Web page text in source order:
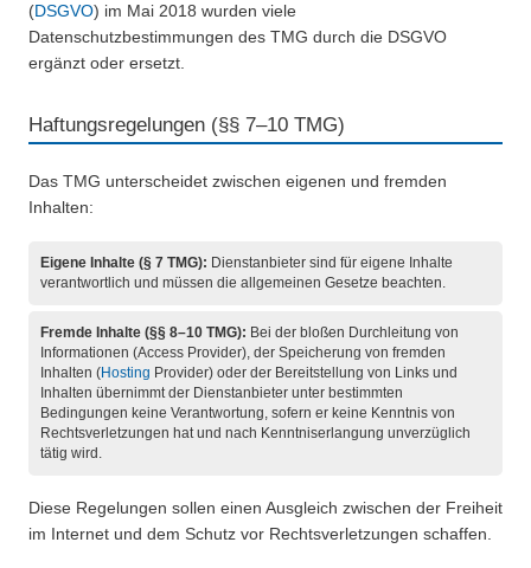
(DSGVO) im Mai 2018 wurden viele
Datenschutzbestimmungen des TMG durch die DSGVO
ergänzt oder ersetzt.
Haftungsregelungen (§§ 7–10 TMG)
Das TMG unterscheidet zwischen eigenen und fremden
Inhalten:
Eigene Inhalte (§ 7 TMG): Dienstanbieter sind für eigene Inhalte
verantwortlich und müssen die allgemeinen Gesetze beachten.
Fremde Inhalte (§§ 8–10 TMG): Bei der bloßen Durchleitung von
Informationen (Access Provider), der Speicherung von fremden
Inhalten (Hosting Provider) oder der Bereitstellung von Links und
Inhalten übernimmt der Dienstanbieter unter bestimmten
Bedingungen keine Verantwortung, sofern er keine Kenntnis von
Rechtsverletzungen hat und nach Kenntniserlangung unverzüglich
tätig wird.
Diese Regelungen sollen einen Ausgleich zwischen der Freiheit
im Internet und dem Schutz vor Rechtsverletzungen schaffen.